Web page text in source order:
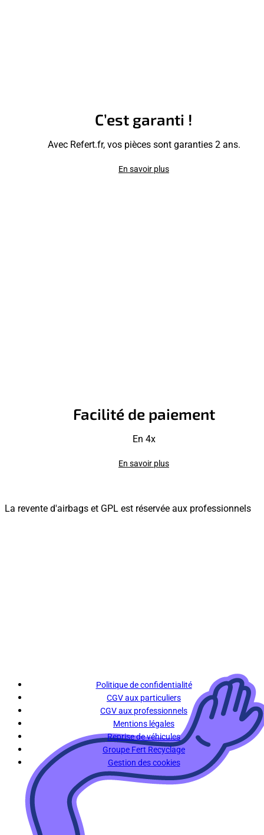
C’est garanti !
Avec Refert.fr, vos pièces sont garanties 2 ans.
En savoir plus
Facilité de paiement
En 4x
En savoir plus
La revente d'airbags et GPL est réservée aux professionnels
Politique de confidentialité
CGV aux particuliers
CGV aux professionnels
Mentions légales
Reprise de véhicules
Groupe Fert Recyclage
Gestion des cookies